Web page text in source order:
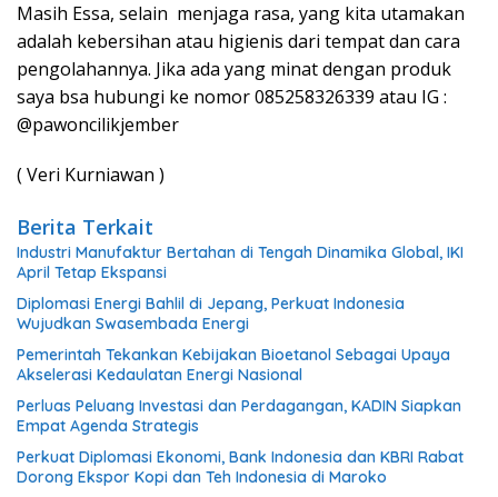
Masih Essa, selain menjaga rasa, yang kita utamakan
adalah kebersihan atau higienis dari tempat dan cara
pengolahannya. Jika ada yang minat dengan produk
saya bsa hubungi ke nomor 085258326339 atau IG :
@pawoncilikjember
( Veri Kurniawan )
Berita Terkait
Industri Manufaktur Bertahan di Tengah Dinamika Global, IKI
April Tetap Ekspansi
Diplomasi Energi Bahlil di Jepang, Perkuat Indonesia
Wujudkan Swasembada Energi
Pemerintah Tekankan Kebijakan Bioetanol Sebagai Upaya
Akselerasi Kedaulatan Energi Nasional
Perluas Peluang Investasi dan Perdagangan, KADIN Siapkan
Empat Agenda Strategis
Perkuat Diplomasi Ekonomi, Bank Indonesia dan KBRI Rabat
Dorong Ekspor Kopi dan Teh Indonesia di Maroko